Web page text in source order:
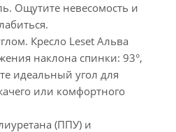
Ощутите невесомость и
Кресло Leset Альва
наклона спинки: 93°,
идеальный угол для
или комфортного
(ППУ) и